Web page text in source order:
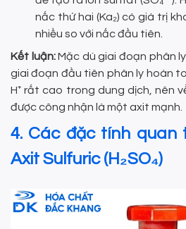
nấc thứ hai (Ka₂) có giá trị
nhiều so với nấc đầu tiên.
Kết luận:Mặc dù giai đoạn phân
giai đoạn đầu tiên phân ly hoàn
H⁺ rất cao trong dung dịch, nên
được công nhận là một axit mạnh.
4. Các đặc tính quan
Axit Sulfuric (H₂SO₄)